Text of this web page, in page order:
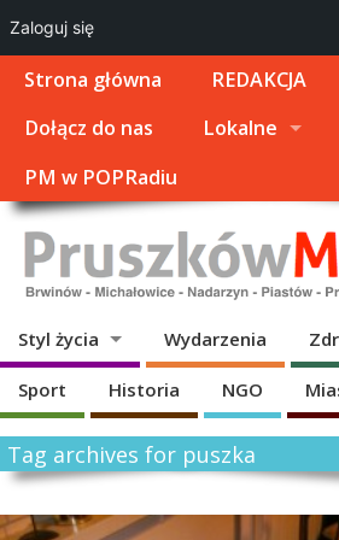
Strona główna REDAKCJA
Dołącz do nas
Lokalne
PM w POPRadiu
Styl życia Wydarzenia
Sport Historia NGO
Tag archives for puszka
Zaloguj się